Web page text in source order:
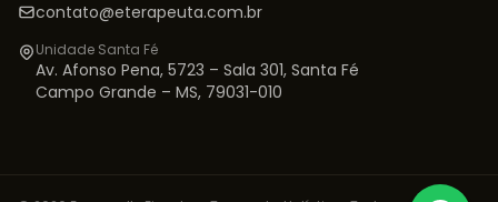
contato@eterapeuta.com.br
Unidade Santa Fé
Av. Afonso Pena, 5723 – Sala 301, Santa Fé
Campo Grande – MS, 79031-010